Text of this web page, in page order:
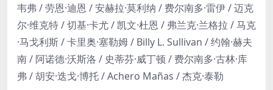
韦弗 / 劳恩·迪恩 / 安赫拉·莫利纳 / 费尔南多·雷伊 / 迈克
尔·维克特 / 切基·卡尤 / 凯文·杜恩 / 弗兰克·兰格拉 / 马克
·马戈利斯 / 卡里奥·塞勒姆 / Billy L. Sullivan / 约翰·赫夫
南 / 阿诺德·沃斯洛 / 史蒂芬·威丁顿 / 费尔南多·古林·库
弗 / 胡安·迭戈·博托 / Achero Mañas / 杰克·泰勒